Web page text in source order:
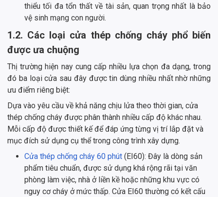
thiểu tối đa tổn thất về tài sản, quan trọng nhất là bảo
vệ sinh mạng con người.
1.2. Các loại cửa thép chống cháy phổ biến
được ưa chuộng
Thị trường hiện nay cung cấp nhiều lựa chọn đa dạng, trong
đó ba loại cửa sau đây được tin dùng nhiều nhất nhờ những
ưu điểm riêng biệt:
Dựa vào yêu cầu về khả năng chịu lửa theo thời gian, cửa
thép chống cháy được phân thành nhiều cấp độ khác nhau.
Mỗi cấp độ được thiết kế để đáp ứng từng vị trí lắp đặt và
mục đích sử dụng cụ thể trong công trình xây dựng.
Cửa thép chống cháy 60 phút (EI60): Đây là dòng sản
phẩm tiêu chuẩn, được sử dụng khá rộng rãi tại văn
phòng làm việc, nhà ở liền kề hoặc những khu vực có
nguy cơ cháy ở mức thấp. Cửa EI60 thường có kết cấu